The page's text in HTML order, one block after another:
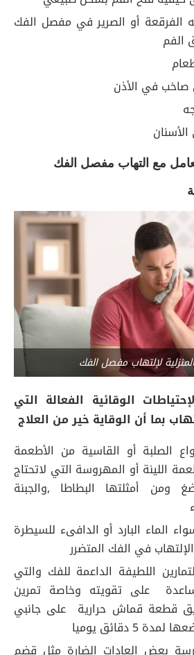
أو الصرير في مفصل الفك
الفم
في الأذن
مع التهاب مفصل الفك
لإلتهاب مفصل الفك
الوقائية الفعالة التي
بما أن الوقاية خير من العلاج
الصلبة أو القاسية من الأطعمة
اللينة أو المهروسة التي لاتحتاج
ومن أمثلتها البطاطا ,والجبنة
الماء البارد أو الدافىء للسيطرة
في الفك المتضرر
اللطيفة الداعمة للفك والتي
على تقويته وخاصة تمرين
قطعة قماش حرارية على جانبي
5 دقائق يوميا
بعض العادات الضارة مثل قضم